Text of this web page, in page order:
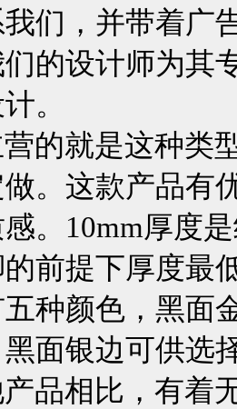
们，并带着广
的设计师为其
。
的就是这种类
。这款产品有
。 10mm厚度
前提下厚度最
种颜色，黑面
面银边可供选
品相比，有着